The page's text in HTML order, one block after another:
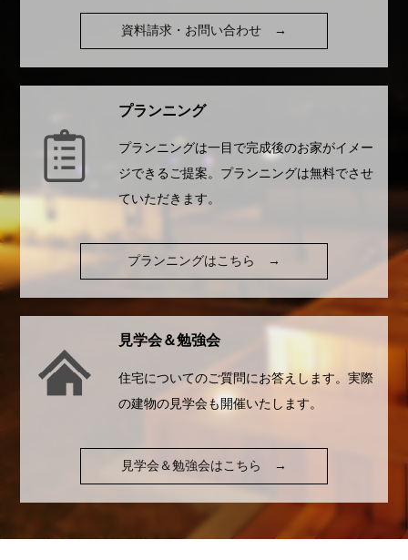
資料請求・お問い合わせ →
プランニング
プランニングは一目で完成後のお家がイメー
ジできるご提案。プランニングは無料でさせ
ていただきます。
プランニングはこちら →
見学会＆勉強会
住宅についてのご質問にお答えします。実際
の建物の見学会も開催いたします。
見学会＆勉強会はこちら →